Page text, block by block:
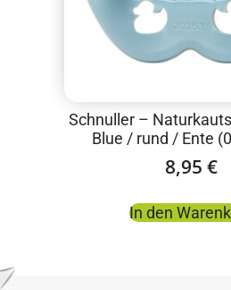
Schnuller –
Blue / rund / Ente
8,95 €
In den